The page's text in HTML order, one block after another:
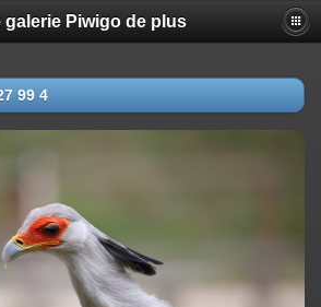
galerie Piwigo de plus
99 4